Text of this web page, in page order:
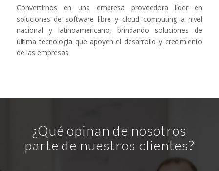
Convertirnos en una empresa proveedora líder en
soluciones de software libre y cloud computing a nivel
nacional y latinoamericano, brindando soluciones de
última tecnología que apoyen el desarrollo y crecimiento
de las empresas.
¿Qué opinan de nosotros
parte de nuestros clientes?